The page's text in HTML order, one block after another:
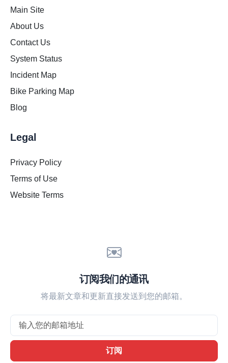
Main Site
About Us
Contact Us
System Status
Incident Map
Bike Parking Map
Blog
Legal
Privacy Policy
Terms of Use
Website Terms
订阅我们的通讯
将最新文章和更新直接发送到您的邮箱。
订阅